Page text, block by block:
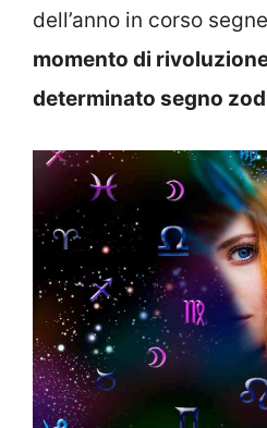
dell’anno in corso
momento di
determinato segno